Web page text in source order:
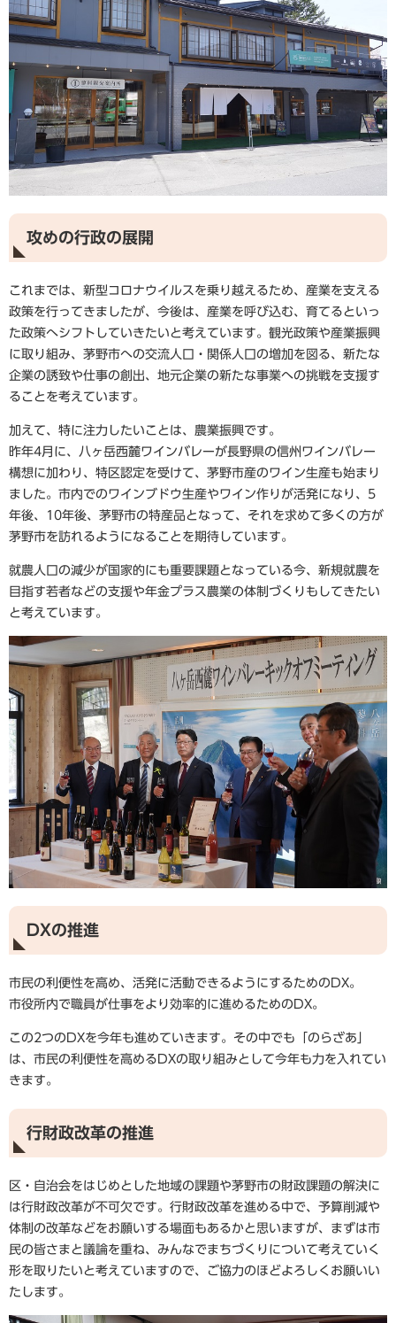
攻めの行政の展開
これまでは、新型コロナウイルスを乗り越えるため、産業を支える
政策を行ってきましたが、今後は、産業を呼び込む、育てるといっ
た政策へシフトしていきたいと考えています。観光政策や産業振興
に取り組み、茅野市への交流人口・関係人口の増加を図る、新たな
企業の誘致や仕事の創出、地元企業の新たな事業への挑戦を支援す
ることを考えています。
加えて、特に注力したいことは、農業振興です。
昨年4月に、八ヶ岳西麓ワインバレーが長野県の信州ワインバレー
構想に加わり、特区認定を受けて、茅野市産のワイン生産も始まり
ました。市内でのワインブドウ生産やワイン作りが活発になり、5
年後、10年後、茅野市の特産品となって、それを求めて多くの方が
茅野市を訪れるようになることを期待しています。
就農人口の減少が国家的にも重要課題となっている今、新規就農を
目指す若者などの支援や年金プラス農業の体制づくりもしてきたい
と考えています。
DXの推進
市民の利便性を高め、活発に活動できるようにするためのDX。
市役所内で職員が仕事をより効率的に進めるためのDX。
この2つのDXを今年も進めていきます。その中でも「のらざあ」
は、市民の利便性を高めるDXの取り組みとして今年も力を入れてい
きます。
行財政改革の推進
区・自治会をはじめとした地域の課題や茅野市の財政課題の解決に
は行財政改革が不可欠です。行財政改革を進める中で、予算削減や
体制の改革などをお願いする場面もあるかと思いますが、まずは市
民の皆さまと議論を重ね、みんなでまちづくりについて考えていく
形を取りたいと考えていますので、ご協力のほどよろしくお願いい
たします。